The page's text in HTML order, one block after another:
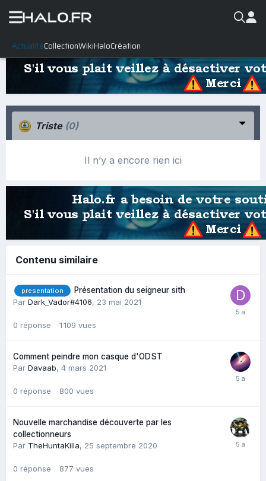
ActualitéCollectionWikiHaloCréation
Triste (0)
Il n’y a encore rien ici
Contenu similaire
presentation
Présentation du seigneur sith
Par Dark_Vador#4106, 23 mai 2021
0 réponse 1 109 vues
Comment peindre mon casque d'ODST
Par Davaab, 4 mars 2021
0 réponse 800 vues
Nouvelle marchandise découverte par les
collectionneurs
Par TheHuntaKilla, 25 septembre 2020
0 réponse 877 vues